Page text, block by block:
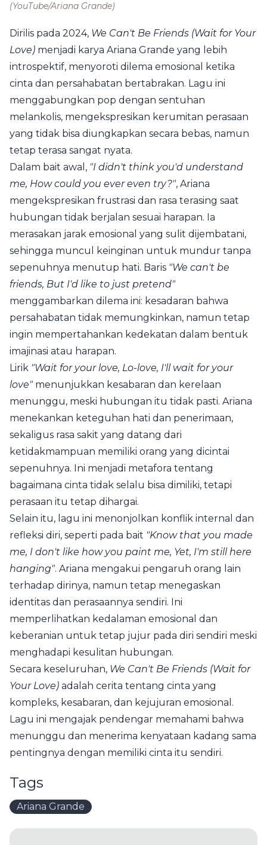
(YouTube/Ariana Grande)
Dirilis pada 2024, We Can't Be Friends (Wait for Your
Love) menjadi karya Ariana Grande yang lebih
introspektif, menyoroti dilema emosional ketika
cinta dan persahabatan bertabrakan. Lagu ini
menggabungkan pop dengan sentuhan
melankolis, mengekspresikan kerumitan perasaan
yang tidak bisa diungkapkan secara bebas, namun
tetap terasa sangat nyata.
Dalam bait awal, "I didn't think you'd understand
me, How could you ever even try?", Ariana
mengekspresikan frustrasi dan rasa terasing saat
hubungan tidak berjalan sesuai harapan. Ia
merasakan jarak emosional yang sulit dijembatani,
sehingga muncul keinginan untuk mundur tanpa
sepenuhnya menutup hati. Baris "We can't be
friends, But I'd like to just pretend"
menggambarkan dilema ini: kesadaran bahwa
persahabatan tidak memungkinkan, namun tetap
ingin mempertahankan kedekatan dalam bentuk
imajinasi atau harapan.
Lirik "Wait for your love, Lo-love, I'll wait for your
love"menunjukkan kesabaran dan kerelaan
menunggu, meski hubungan itu tidak pasti. Ariana
menekankan keteguhan hati dan penerimaan,
sekaligus rasa sakit yang datang dari
ketidakmampuan memiliki orang yang dicintai
sepenuhnya. Ini menjadi metafora tentang
bagaimana cinta tidak selalu bisa dimiliki, tetapi
perasaan itu tetap dihargai.
Selain itu, lagu ini menonjolkan konflik internal dan
refleksi diri, seperti pada bait "Know that you made
me, I don't like how you paint me, Yet, I'm still here
hanging". Ariana mengakui pengaruh orang lain
terhadap dirinya, namun tetap menegaskan
identitas dan perasaannya sendiri. Ini
memperlihatkan kedalaman emosional dan
keberanian untuk tetap jujur pada diri sendiri meski
menghadapi kesulitan hubungan.
Secara keseluruhan, We Can't Be Friends (Wait for
Your Love) adalah cerita tentang cinta yang
kompleks, kesabaran, dan kejujuran emosional.
Lagu ini mengajak pendengar memahami bahwa
menunggu dan menerima kenyataan kadang sama
pentingnya dengan memiliki cinta itu sendiri.
Tags
Ariana Grande